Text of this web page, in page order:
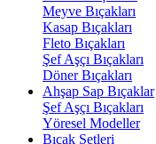
Meyve Bıçakları
Kasap Bıçakları
Fleto Bıçakları
Şef Aşçı Bıçakları
Döner Bıçakları
Ahşap Sap Bıçaklar
Şef Aşçı Bıçakları
Yöresel Modeller
Bıçak Setleri